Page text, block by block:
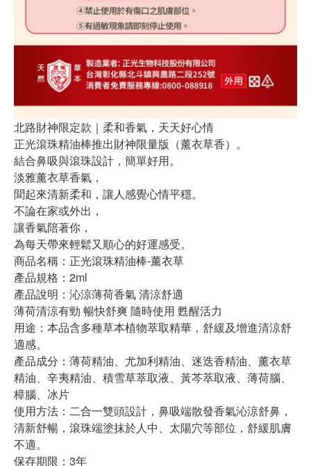
北路財神限定款｜柔和香氣，天天好心情
正光滾珠精油棒推出財神限量版（薰衣草香）。
結合鼻吸與滾珠設計，簡單好用。
淡雅薰衣草香氣，
聞起來清新柔和，讓人感覺心情平穩。
不論在家或外出，
讓香氣陪著你，
為每天帶來輕鬆又順心的好運感受。
商品名稱：正光滾珠精油棒-薰衣草
產品規格：2ml
產品說明：沁涼薄荷香氣 清涼舒適
薄荷清涼有勁 暢快舒爽 隨時使用 甦醒活力
用途：本品含多種草本植物萃取精華，舒緩及增進清涼舒
適感。
產品成分：薄荷精油、尤加利精油、迷迭香精油、薰衣草
精油、辛夷精油、積雪草萃取液、黃芩萃取液、薄荷腦、
樟腦、冰片
使用方法：二合一雙頭設計，鼻吸端散發香氣沁涼舒鼻，
清新舒暢，滾珠端塗抹於人中、太陽穴等部位，舒緩肌膚
不適。
保存期限：3年